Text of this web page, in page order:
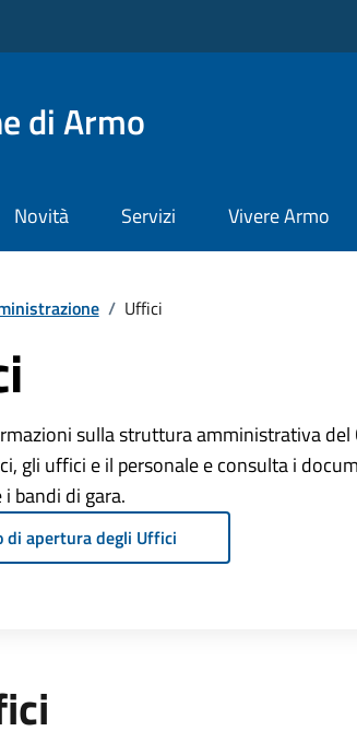
di Armo
Novità Servizi Vivere Armo
/ Uffici
sulla struttura amministrativa del
gli uffici e il personale e consulta i
bandi di gara.
di apertura degli Uffici